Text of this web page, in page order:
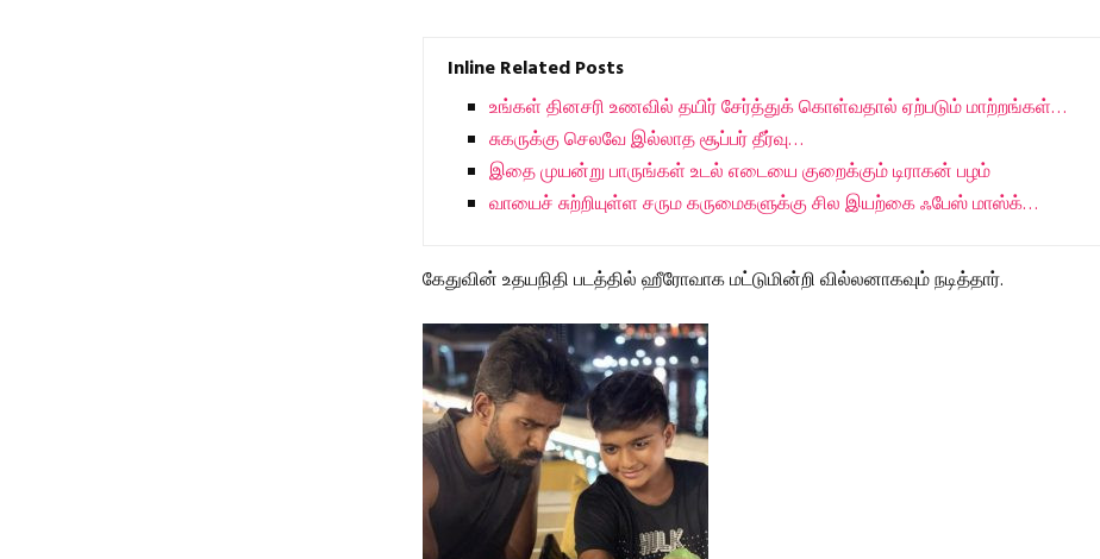
Inline Related Posts
உங்கள் தினசரி உணவில் தயிர் சேர்த்துக் கொள்வதால் ஏற்படும் மாற்றங்கள்…
சுகருக்கு செலவே இல்லாத சூப்பர் தீர்வு…
இதை முயன்று பாருங்கள் உடல் எடையை குறைக்கும் டிராகன் பழம்
வாயைச் சுற்றியுள்ள சரும கருமைகளுக்கு சில இயற்கை ஃபேஸ் மாஸ்க்…
கேதுவின் உதயநிதி படத்தில் ஹீரோவாக மட்டுமின்றி வில்லனாகவும் நடித்தார்.